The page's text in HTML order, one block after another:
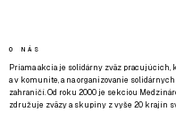
O NÁS
Priama akcia je solidárny zväz
a v komunite, a na organizovanie
zahraničí. Od roku 2000 je sekciou
združuje zväzy a skupiny z vyše 20 krajín